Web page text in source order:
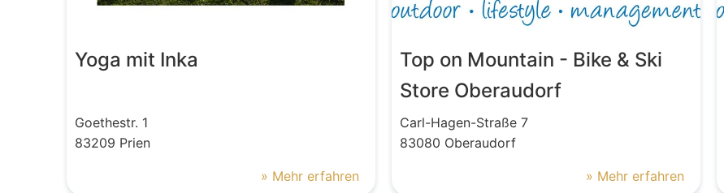
Top on Mountain - Bike & Ski
Store Oberaudorf
Carl-Hagen-Straße 7
83080 Oberaudorf
» Mehr erfahren
Yoga mit Inka
Goethestr. 1
83209 Prien
» Mehr erfahren